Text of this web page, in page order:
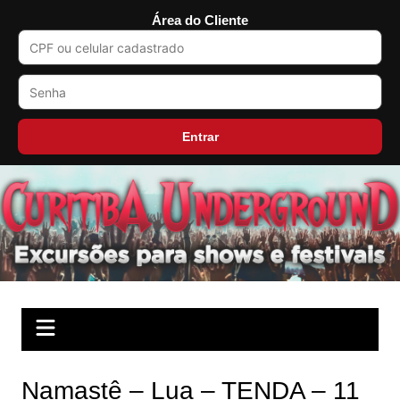
Área do Cliente
Entrar
para
o
conteúdo
Namastê – Lua – TENDA – 11